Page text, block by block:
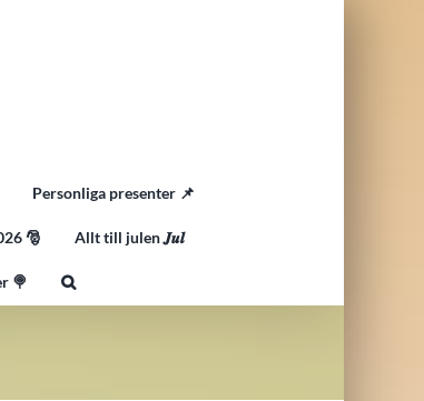
Personliga presenter 📌
🎅 Allt till julen 𝑱𝒖𝒍
🍭